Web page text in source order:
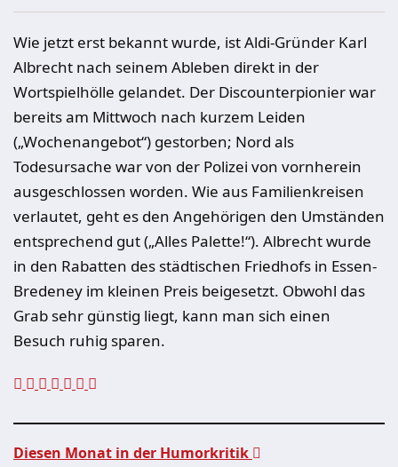
Wie jetzt erst bekannt wurde, ist Aldi-Gründer Karl
Albrecht nach seinem Ableben direkt in der
Wortspielhölle gelandet. Der Discounterpionier war
bereits am Mittwoch nach kurzem Leiden
(„Wochenangebot“) gestorben; Nord als
Todesursache war von der Polizei von vornherein
ausgeschlossen worden. Wie aus Familienkreisen
verlautet, geht es den Angehörigen den Umständen
entsprechend gut („Alles Palette!“). Albrecht wurde
in den Rabatten des städtischen Friedhofs in Essen-
Bredeney im kleinen Preis beigesetzt. Obwohl das
Grab sehr günstig liegt, kann man sich einen
Besuch ruhig sparen.
Diesen Monat in der Humorkritik